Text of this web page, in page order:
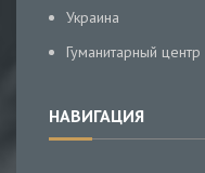
Украина
Гуманитарный центр
НАВИГАЦИЯ